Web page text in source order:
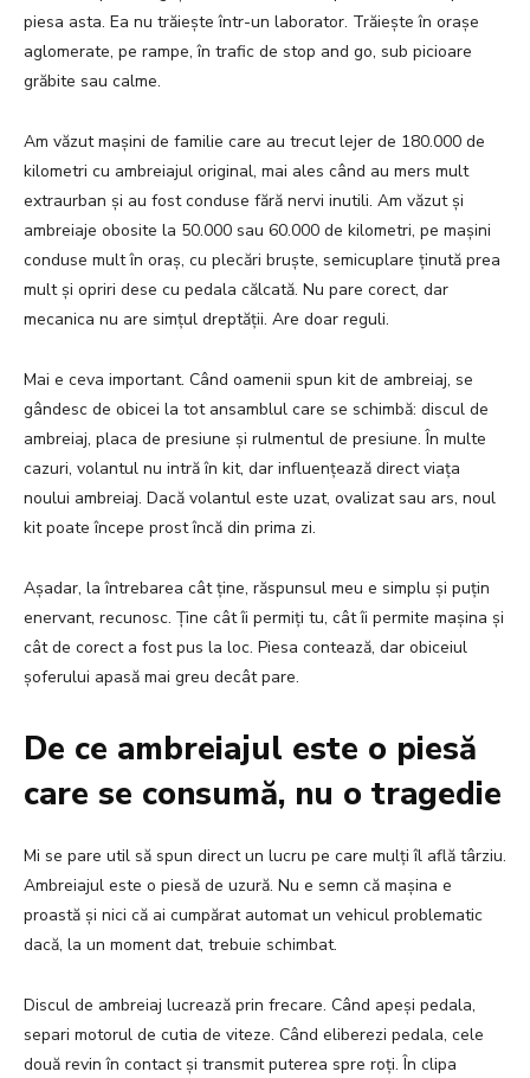
piesa asta. Ea nu trăiește într-un laborator. Trăiește în orașe
aglomerate, pe rampe, în trafic de stop and go, sub picioare
grăbite sau calme.
Am văzut mașini de familie care au trecut lejer de 180.000 de
kilometri cu ambreiajul original, mai ales când au mers mult
extraurban și au fost conduse fără nervi inutili. Am văzut și
ambreiaje obosite la 50.000 sau 60.000 de kilometri, pe mașini
conduse mult în oraș, cu plecări bruște, semicuplare ținută prea
mult și opriri dese cu pedala călcată. Nu pare corect, dar
mecanica nu are simțul dreptății. Are doar reguli.
Mai e ceva important. Când oamenii spun kit de ambreiaj, se
gândesc de obicei la tot ansamblul care se schimbă: discul de
ambreiaj, placa de presiune și rulmentul de presiune. În multe
cazuri, volantul nu intră în kit, dar influențează direct viața
noului ambreiaj. Dacă volantul este uzat, ovalizat sau ars, noul
kit poate începe prost încă din prima zi.
Așadar, la întrebarea cât ține, răspunsul meu e simplu și puțin
enervant, recunosc. Ține cât îi permiți tu, cât îi permite mașina și
cât de corect a fost pus la loc. Piesa contează, dar obiceiul
șoferului apasă mai greu decât pare.
De ce ambreiajul este o piesă
care se consumă, nu o tragedie
Mi se pare util să spun direct un lucru pe care mulți îl află târziu.
Ambreiajul este o piesă de uzură. Nu e semn că mașina e
proastă și nici că ai cumpărat automat un vehicul problematic
dacă, la un moment dat, trebuie schimbat.
Discul de ambreiaj lucrează prin frecare. Când apeși pedala,
separi motorul de cutia de viteze. Când eliberezi pedala, cele
două revin în contact și transmit puterea spre roți. În clipa